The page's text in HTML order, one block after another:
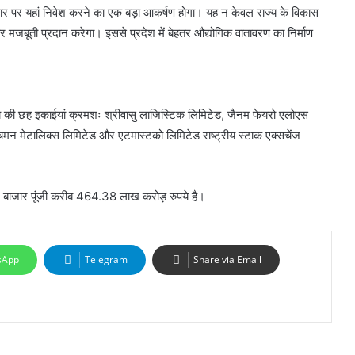
पर यहां निवेश करने का एक बड़ा आकर्षण होगा। यह न केवल राज्य के विकास
प्रदान करेगा। इससे प्रदेश में बेहतर औद्योगिक वातावरण का निर्माण
छह इकाईयां क्रमशः श्रीवासु लाजिस्टिक लिमिटेड, जैनम फेयरो एलोएस
मेटालिक्स लिमिटेड और एटमास्टको लिमिटेड राष्ट्रीय स्टाक एक्सचेंज
पूंजी करीब 464.38 लाख करोड़ रुपये है।
Telegram Share via Email